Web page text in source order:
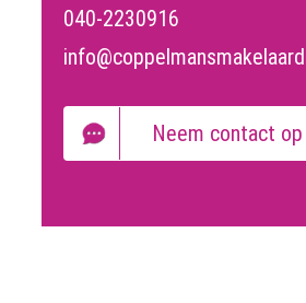
040-2230916
Neem contact op